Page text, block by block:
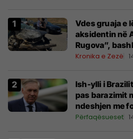
Vdes gruaja e
aksidentin në
Rugova”,
rëndë
Kronika e Zezë
Ish-ylli i
pas barazimit
ndeshjen me
Përfaqësueset